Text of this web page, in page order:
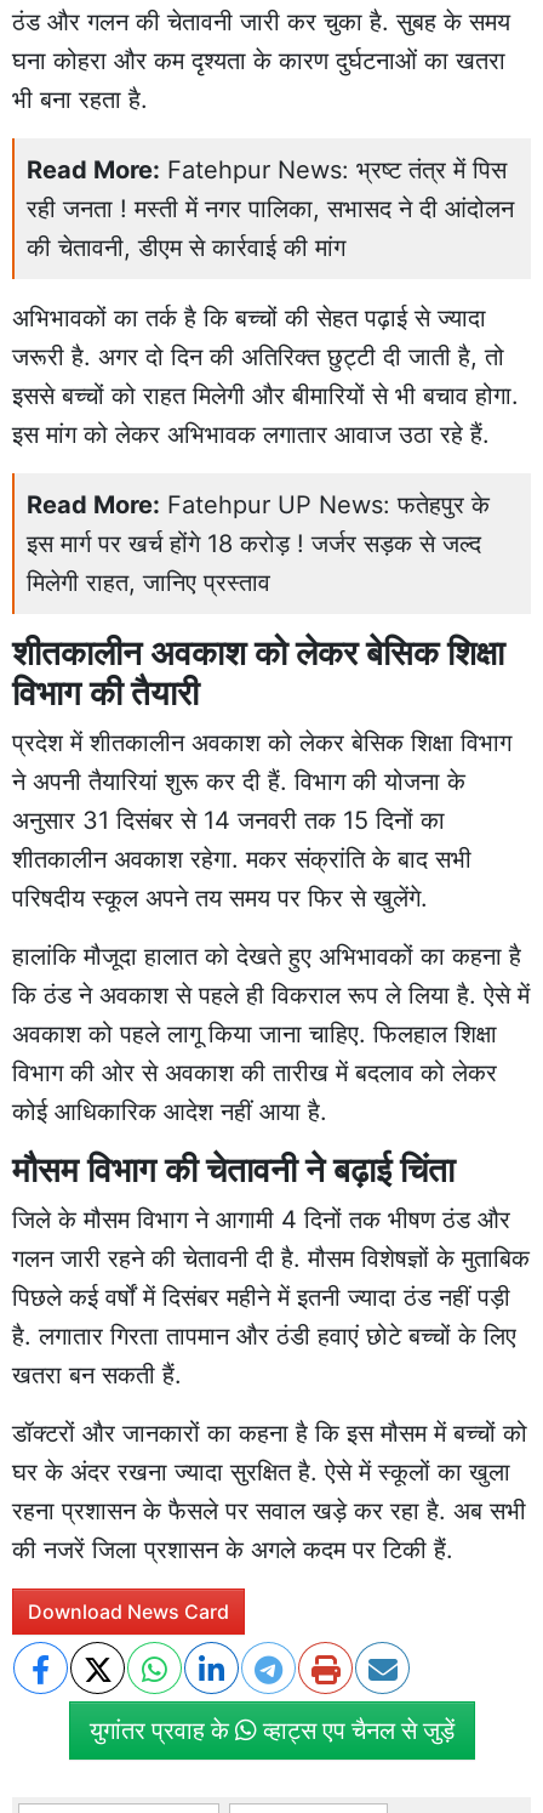
ठंड और गलन की चेतावनी जारी कर चुका है. सुबह के समय
घना कोहरा और कम दृश्यता के कारण दुर्घटनाओं का खतरा
भी बना रहता है.
Read More: Fatehpur News: भ्रष्ट तंत्र में पिस
रही जनता ! मस्ती में नगर पालिका, सभासद ने दी आंदोलन
की चेतावनी, डीएम से कार्रवाई की मांग
अभिभावकों का तर्क है कि बच्चों की सेहत पढ़ाई से ज्यादा
जरूरी है. अगर दो दिन की अतिरिक्त छुट्टी दी जाती है, तो
इससे बच्चों को राहत मिलेगी और बीमारियों से भी बचाव होगा.
इस मांग को लेकर अभिभावक लगातार आवाज उठा रहे हैं.
Read More: Fatehpur UP News: फतेहपुर के
इस मार्ग पर खर्च होंगे 18 करोड़ ! जर्जर सड़क से जल्द
मिलेगी राहत, जानिए प्रस्ताव
शीतकालीन अवकाश को लेकर बेसिक शिक्षा
विभाग की तैयारी
प्रदेश में शीतकालीन अवकाश को लेकर बेसिक शिक्षा विभाग
ने अपनी तैयारियां शुरू कर दी हैं. विभाग की योजना के
अनुसार 31 दिसंबर से 14 जनवरी तक 15 दिनों का
शीतकालीन अवकाश रहेगा. मकर संक्रांति के बाद सभी
परिषदीय स्कूल अपने तय समय पर फिर से खुलेंगे.
हालांकि मौजूदा हालात को देखते हुए अभिभावकों का कहना है
कि ठंड ने अवकाश से पहले ही विकराल रूप ले लिया है. ऐसे में
अवकाश को पहले लागू किया जाना चाहिए. फिलहाल शिक्षा
विभाग की ओर से अवकाश की तारीख में बदलाव को लेकर
कोई आधिकारिक आदेश नहीं आया है.
मौसम विभाग की चेतावनी ने बढ़ाई चिंता
जिले के मौसम विभाग ने आगामी 4 दिनों तक भीषण ठंड और
गलन जारी रहने की चेतावनी दी है. मौसम विशेषज्ञों के मुताबिक
पिछले कई वर्षों में दिसंबर महीने में इतनी ज्यादा ठंड नहीं पड़ी
है. लगातार गिरता तापमान और ठंडी हवाएं छोटे बच्चों के लिए
खतरा बन सकती हैं.
डॉक्टरों और जानकारों का कहना है कि इस मौसम में बच्चों को
घर के अंदर रखना ज्यादा सुरक्षित है. ऐसे में स्कूलों का खुला
रहना प्रशासन के फैसले पर सवाल खड़े कर रहा है. अब सभी
की नजरें जिला प्रशासन के अगले कदम पर टिकी हैं.
Download News Card
युगांतर प्रवाह के व्हाट्स एप चैनल से जुड़ें